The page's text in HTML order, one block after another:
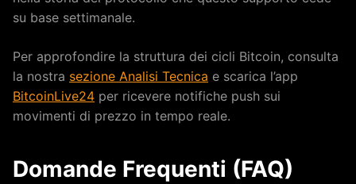
su base settimanale.
Per approfondire la struttura dei cicli Bitcoin, consulta
la nostra sezione Analisi Tecnica e scarica l’app
BitcoinLive24 per ricevere notifiche push sui
movimenti di prezzo in tempo reale.
Domande Frequenti (FAQ)